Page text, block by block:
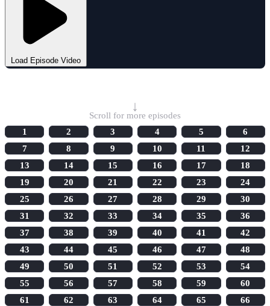
Load Episode Video
↓
Scroll for more episodes
1
2 3 4 5
6
7
8 9 10 11
12
13
14 15 16 17
18
19
20 21 22 23
24
25
26 27 28 29
30
31
32 33 34 35
36
37
38 39 40 41
42
43
44 45 46 47
48
49
50 51 52 53
54
55
56 57 58 59
60
61
62 63 64 65
66